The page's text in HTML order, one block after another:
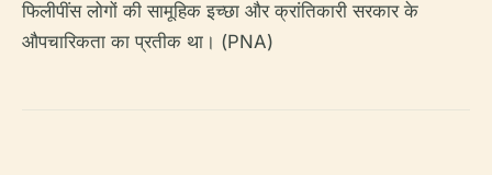
फिलीपींस लोगों की सामूहिक इच्छा और क्रांतिकारी सरकार के
औपचारिकता का प्रतीक था। (PNA)